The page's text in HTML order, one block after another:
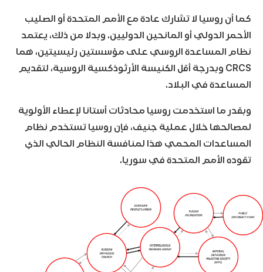
كما أن روسيا لا تشارك عادة مع الأمم المتحدة أو الصليب
الأحمر الدولي أو المانحين الدوليين. وبدلا من ذلك، يعتمد
نظام المساعدة الروسي على مؤسستين رئيسيتين، هما
CRCS وبدرجة أقل الكنيسة الأرثوذكسية الروسية، لتقديم
المساعدة في البلاد.
وبقدر ما استخدمت روسيا محادثات أستانا لإعطاء الأولوية
لمصالحها خلال عملية جنيف، فإن روسيا تستخدم نظام
المساعدات المحمي هذا لمنافسة النظام الحالي الذي
تقوده الأمم المتحدة في سوريا.